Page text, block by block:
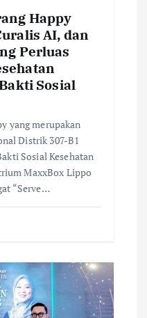
Happy
AI, dan
Perluas
Sosial
yang merupakan
Distrik 307-B1
Sosial Kesehatan
MaxxBox Lippo
“Serve…